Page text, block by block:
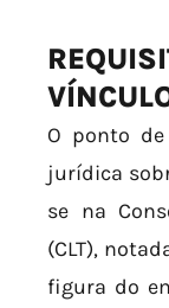
O ponto
jurídica
se na
(CLT),
figura do